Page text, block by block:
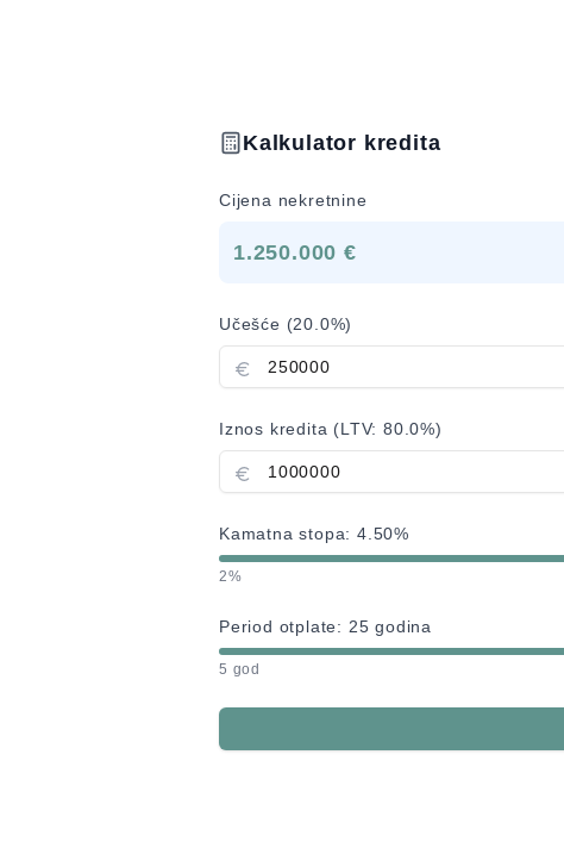
Kalkulator kredita
Cijena nekretnine
1.250.000 €
Učešće (20.0%)
Iznos kredita (LTV:80.0%)
Kamatna stopa:4.50%
2%
Period otplate: 25 godina
5 god